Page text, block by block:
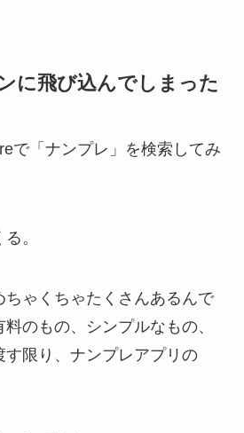
に飛び込んでしまった
で「ナンプレ」を検索してみ
。
ゃくちゃたくさんあるんで
のもの、シンプルなもの、
す限り、ナンプレアプリの